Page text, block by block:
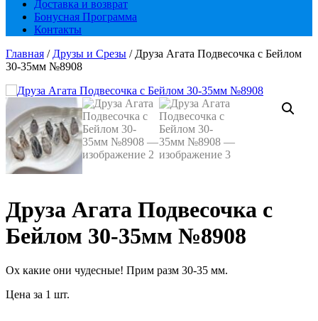
Доставка и возврат
Бонусная Программа
Контакты
Главная / Друзы и Срезы / Друза Агата Подвесочка с Бейлом
30-35мм №8908
Друза Агата Подвесочка с
Бейлом 30-35мм №8908
Ох какие они чудесные! Прим разм 30-35 мм.
Цена за 1 шт.